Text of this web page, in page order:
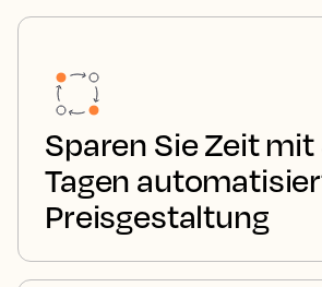
Sparen Sie Zeit
Tagen
Preisgestaltung